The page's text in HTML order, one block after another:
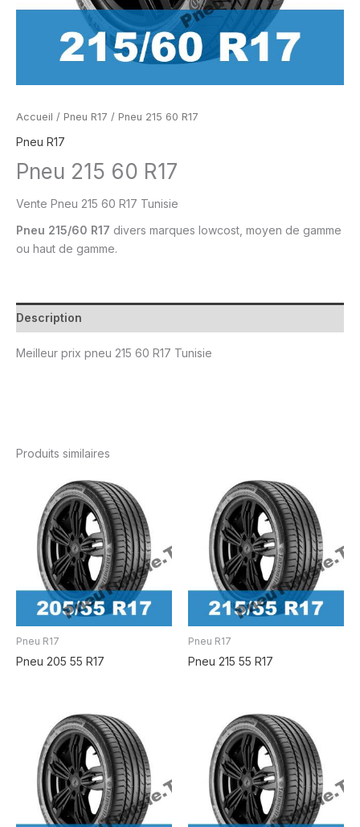
Accueil / Pneu R17 / Pneu 215 60 R17
Pneu R17
Pneu 215 60 R17
Vente Pneu 215 60 R17 Tunisie
Pneu 215/60 R17 divers marques lowcost, moyen de gamme
ou haut de gamme.
Description
Meilleur prix pneu 215 60 R17 Tunisie
Produits similaires
Pneu R17
Pneu 205 55 R17
Pneu R17
Pneu 215 55 R17